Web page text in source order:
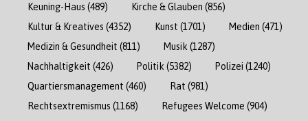
Keuning-Haus (489) Kirche & Glauben (856)
Kultur & Kreatives (4352) Kunst (1701) Medien (471)
Medizin & Gesundheit (811) Musik (1287)
Nachhaltigkeit (426) Politik (5382) Polizei (1240)
Quartiersmanagement (460) Rat (981)
Rechtsextremismus (1168) Refugees Welcome (904)